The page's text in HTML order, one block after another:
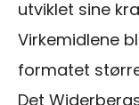
utviklet sine
Virkemidlene
formatet
Det